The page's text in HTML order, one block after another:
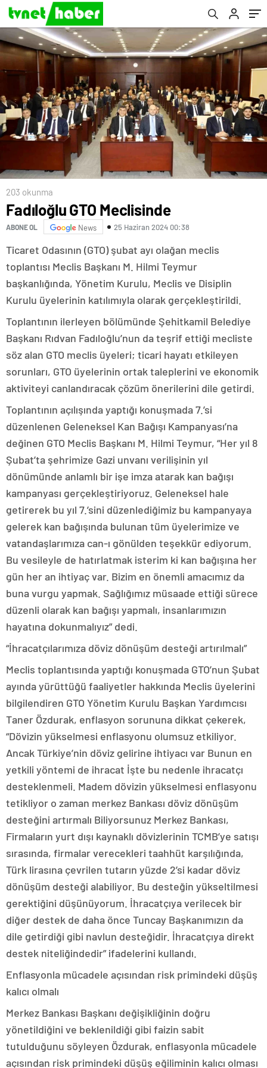
203 okunma
Fadıloğlu GTO Meclisinde
ABONE OL News 25 Haziran 2024 00:38
Ticaret Odasının (GTO) şubat ayı olağan meclis
toplantısı Meclis Başkanı M. Hilmi Teymur
başkanlığında, Yönetim Kurulu, Meclis ve Disiplin
Kurulu üyelerinin katılımıyla olarak gerçekleştirildi.
Toplantının ilerleyen bölümünde Şehitkamil Belediye
Başkanı Rıdvan Fadıloğlu’nun da teşrif ettiği mecliste
söz alan GTO meclis üyeleri; ticari hayatı etkileyen
sorunları, GTO üyelerinin ortak taleplerini ve ekonomik
aktiviteyi canlandıracak çözüm önerilerini dile getirdi.
Toplantının açılışında yaptığı konuşmada 7.’si
düzenlenen Geleneksel Kan Bağışı Kampanyası’na
değinen GTO Meclis Başkanı M. Hilmi Teymur, “Her yıl 8
Şubat’ta şehrimize Gazi unvanı verilişinin yıl
dönümünde anlamlı bir işe imza atarak kan bağışı
kampanyası gerçekleştiriyoruz. Geleneksel hale
getirerek bu yıl 7.’sini düzenlediğimiz bu kampanyaya
gelerek kan bağışında bulunan tüm üyelerimize ve
vatandaşlarımıza can-ı gönülden teşekkür ediyorum.
Bu vesileyle de hatırlatmak isterim ki kan bağışına her
gün her an ihtiyaç var. Bizim en önemli amacımız da
buna vurgu yapmak. Sağlığımız müsaade ettiği sürece
düzenli olarak kan bağışı yapmalı, insanlarımızın
hayatına dokunmalıyız” dedi.
“İhracatçılarımıza döviz dönüşüm desteği artırılmalı”
Meclis toplantısında yaptığı konuşmada GTO’nun Şubat
ayında yürüttüğü faaliyetler hakkında Meclis üyelerini
bilgilendiren GTO Yönetim Kurulu Başkan Yardımcısı
Taner Özdurak, enflasyon sorununa dikkat çekerek,
“Dövizin yükselmesi enflasyonu olumsuz etkiliyor.
Ancak Türkiye’nin döviz gelirine ihtiyacı var Bunun en
yetkili yöntemi de ihracat İşte bu nedenle ihracatçı
desteklenmeli. Madem dövizin yükselmesi enflasyonu
tetikliyor o zaman merkez Bankası döviz dönüşüm
desteğini artırmalı Biliyorsunuz Merkez Bankası,
Firmaların yurt dışı kaynaklı dövizlerinin TCMB’ye satışı
sırasında, firmalar verecekleri taahhüt karşılığında,
Türk lirasına çevrilen tutarın yüzde 2’si kadar döviz
dönüşüm desteği alabiliyor. Bu desteğin yükseltilmesi
gerektiğini düşünüyorum. İhracatçıya verilecek bir
diğer destek de daha önce Tuncay Başkanımızın da
dile getirdiği gibi navlun desteğidir. İhracatçıya direkt
destek niteliğindedir” ifadelerini kullandı.
Enflasyonla mücadele açısından risk primindeki düşüş
kalıcı olmalı
Merkez Bankası Başkanı değişikliğinin doğru
yönetildiğini ve beklenildiği gibi faizin sabit
tutulduğunu söyleyen Özdurak, enflasyonla mücadele
açısından risk primindeki düşüş eğiliminin kalıcı olması